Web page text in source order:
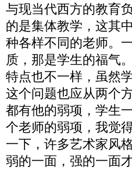
与现当代西方的教育
的是集体教学，这其
种各样不同的老师。
质，那是学生的福气
特点也不一样，虽然
这个问题也应从两个
都有他的弱项，学生
个老师的弱项，我觉
一下，许多艺术家风
弱的一面，强的一面